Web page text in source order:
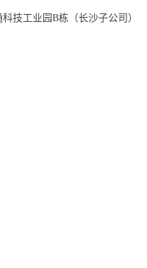
科技工业园B栋 （长沙子公司）